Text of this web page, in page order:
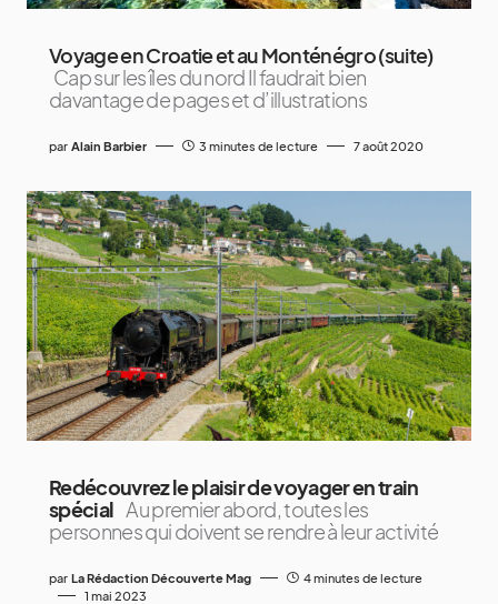
Voyage en Croatie et au Monténégro (suite)
Cap sur les îles du nord Il faudrait bien
davantage de pages et d’illustrations
par Alain Barbier 3 minutes de lecture 7 août 2020
Redécouvrez le plaisir de voyager en train
spécial Au premier abord, toutes les
personnes qui doivent se rendre à leur activité
par La Rédaction Découverte Mag
4 minutes de lecture
1 mai 2023